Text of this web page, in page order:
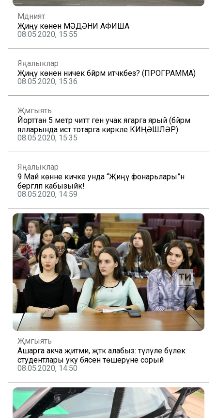
Мәдәният
Җиңү көненә МӘДӘНИ АФИША
08.05.2020, 15:55
Яңалыклар
Җиңү көнен ничек бәйрәм итәчәкбез? (ПРОГРАММА)
08.05.2020, 15:36
Җәмгыять
Йорттан 5 метр читтә генә учак ягарга ярый (бәйрәм
ялларында истә тотарга кирәкле КИҢӘШЛӘР)
08.05.2020, 15:35
Яңалыклар
9 Май көнне кичке унда “Җиңү фонарьлары”н
бергәләп кабызыйк!
08.05.2020, 14:59
Җәмгыять
Ашарга акча җитми, әҗәткә алабыз: түләүле бүлек
студентлары уку бәясен төшерүне сорый
08.05.2020, 14:50